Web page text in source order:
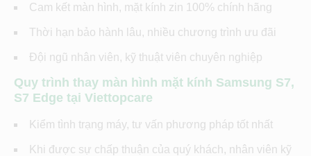
Cam kết màn hình, mặt kính zin 100% chính hãng
Thời hạn bảo hành lâu, nhiều chương trình ưu đãi
Đội ngũ nhân viên, kỹ thuật viên chuyên nghiệp
Quy trình thay màn hình mặt kính Samsung S7,
S7 Edge tại Viettopcare
Kiểm tình trạng máy, tư vấn phương pháp tốt nhất
Khi được sự chấp thuận của quý khách, nhân viên kỹ